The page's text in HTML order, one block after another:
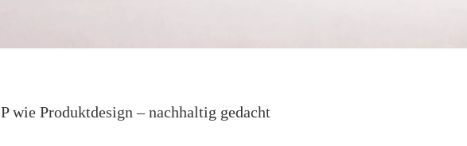
P wie Produktdesign – nachhaltig gedacht